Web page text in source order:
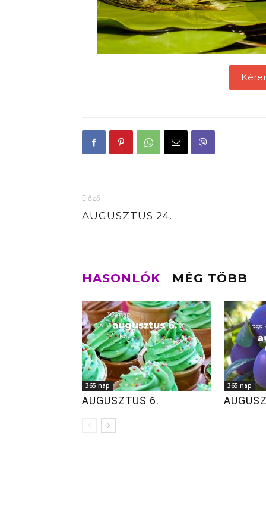
Előző
AUGUSZTUS 24.
HASONLÓK MÉG TÖBB
365 nap
AUGUSZTUS 6.
365 nap